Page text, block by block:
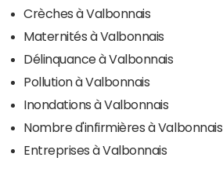
Crèches à Valbonnais
Maternités à Valbonnais
Délinquance à Valbonnais
Pollution à Valbonnais
Inondations à Valbonnais
Nombre d'infirmières à Valbonnais
Entreprises à Valbonnais